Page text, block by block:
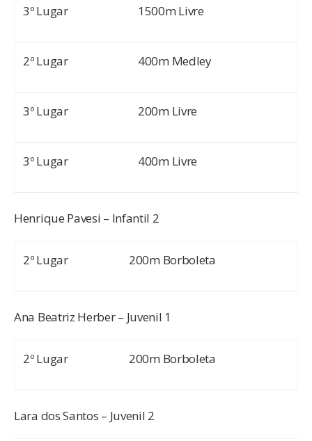
3º Lugar 1500m Livre
2º Lugar 400m Medley
3º Lugar 200m Livre
3º Lugar 400m Livre
Henrique Pavesi – Infantil 2
2º Lugar 200m Borboleta
Ana Beatriz Herber – Juvenil 1
2º Lugar 200m Borboleta
Lara dos Santos – Juvenil 2